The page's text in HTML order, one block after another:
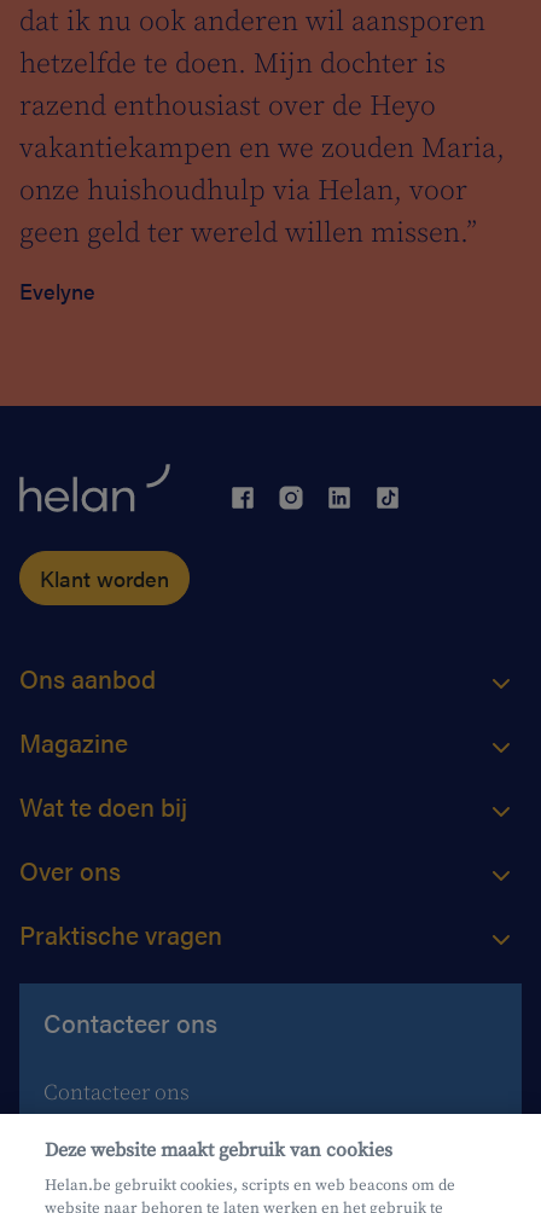
dat ik nu ook anderen wil aansporen
hetzelfde te doen. Mijn dochter is
razend enthousiast over de Heyo
vakantiekampen en we zouden Maria,
onze huishoudhulp via Helan, voor
geen geld ter wereld willen missen.”
Evelyne
Klant worden
Ons aanbod
Magazine
Wat te doen bij
Over ons
Praktische vragen
Contacteer ons
Contacteer ons
Maak een afspraak
Waar vind je ons?
Deze website maakt gebruik van cookies
Helan.be gebruikt cookies, scripts en web beacons om de
website naar behoren te laten werken en het gebruik te